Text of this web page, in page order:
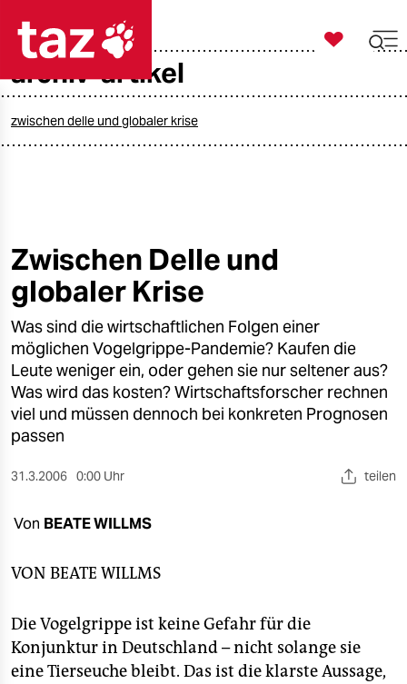
taz zahl ich
öko
gesellschaft
kultur
sport
berlin
nord
verlag
verlag
shop
fragen & hilfe

taz zahl ich
archiv-artikel
zwischen delle und globaler krise
Zwischen Delle und
globaler Krise
Was sind die wirtschaftlichen Folgen einer
möglichen Vogelgrippe-Pandemie? Kaufen die
Leute weniger ein, oder gehen sie nur seltener aus?
Was wird das kosten? Wirtschaftsforscher rechnen
viel und müssen dennoch bei konkreten Prognosen
passen
31.3.2006 0:00 Uhr teilen
Von BEATE WILLMS
VON BEATE WILLMS
Die Vogelgrippe ist keine Gefahr für die
Konjunktur in Deutschland – nicht solange sie
eine Tierseuche bleibt. Das ist die klarste Aussage,